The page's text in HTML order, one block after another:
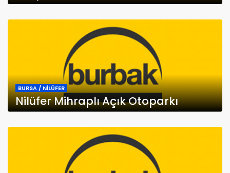
BURSA / NİLÜFER
Nilüfer Mihraplı Açık Otoparkı